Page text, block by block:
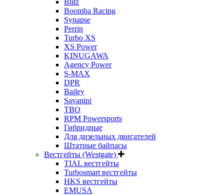
Blitz
Boomba Racing
Synapse
Perrin
Turbo XS
XS Power
KINUGAWA
Agency Power
S-MAX
DPR
Bailey
Savanini
TBO
RPM Powersports
Гибридные
Для дизельных двигателей
Штатные байпасы
Вестгейты (Westgate)
TIAL вестгейты
Turbosmart вестгейты
HKS вестгейты
EMUSA